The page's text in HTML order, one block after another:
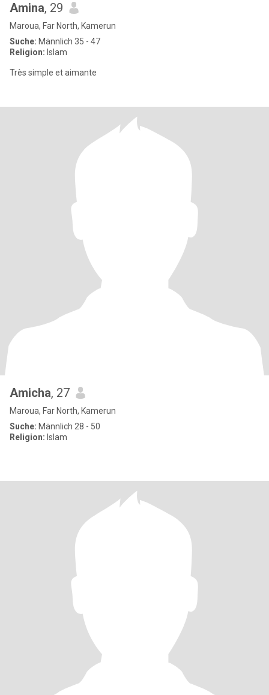
Amina, 29
Maroua, Far North, Kamerun
Suche: Männlich 35 - 47
Religion: Islam
Très simple et aimante
Amicha, 27
Maroua, Far North, Kamerun
Suche: Männlich 28 - 50
Religion: Islam